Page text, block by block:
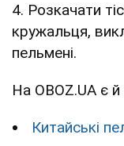
4. Розкачати
кружальця,
пельмені.
На OBOZ.UA є й
Китайські